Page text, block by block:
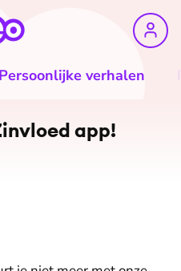
Persoonlijke verhalen
app!